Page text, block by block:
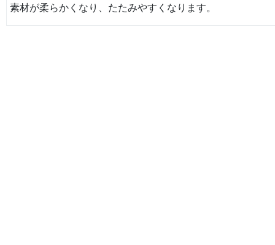
素材が柔らかくなり、たたみやすくなります。